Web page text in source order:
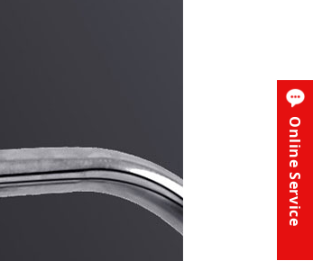
Online Service